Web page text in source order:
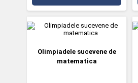
Olimpiadele sucevene de
matematica